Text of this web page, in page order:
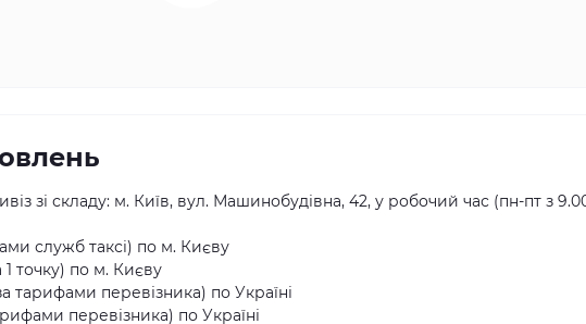
зі складу: м. Київ, вул. Машинобудівна, 42, у робочий час (пн-пт з
служб таксі) по м. Києву
1 точку) по м. Києву
перевізника) по Україні
перевізника) по Україні